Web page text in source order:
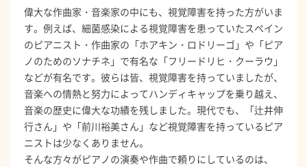
偉大な作曲家・音楽家の中にも、視覚障害を持った方がいま
す。例えば、細菌感染による視覚障害を患っていたスペイン
のピアニスト・作曲家の「ホアキン・ロドリーゴ」や「ピア
ノのためのソナチネ」で有名な「フリードリヒ・クーラウ」
などが有名です。彼らは皆、視覚障害を持っていましたが、
音楽への情熱と努力によってハンディキャップを乗り越え、
音楽の歴史に偉大な功績を残しました。現代でも、「辻井伸
行さん」や「前川裕美さん」など視覚障害を持っているピア
ニストは少なくありません。
そんな方々がピアノの演奏や作曲で頼りにしているのは、